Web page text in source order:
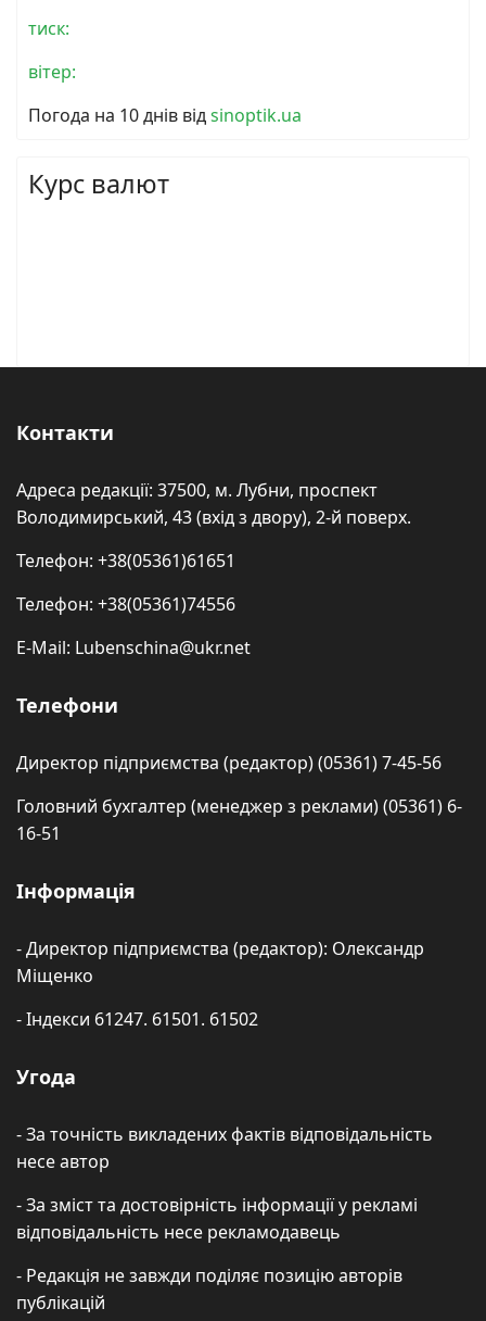
тиск:
вітер:
Погода на 10 днів відsinoptik.ua
Курс валют
Контакти
Адреса редакції: 37500, м. Лубни, проспект
Володимирський, 43 (вхід з двору), 2-й поверх.
Телефон: +38(05361)61651
Телефон: +38(05361)74556
E-Mail: Lubenschina@ukr.net
Телефони
Директор підприємства (редактор) (05361) 7-45-56
Головний бухгалтер (менеджер з реклами) (05361) 6-
16-51
Інформація
- Директор підприємства (редактор): Олександр
Міщенко
- Індекси 61247. 61501. 61502
Угода
- За точність викладених фактів відповідальність
несе автор
- За зміст та достовірність інформації у рекламі
відповідальність несе рекламодавець
- Редакція не завжди поділяє позицію авторів
публікацій